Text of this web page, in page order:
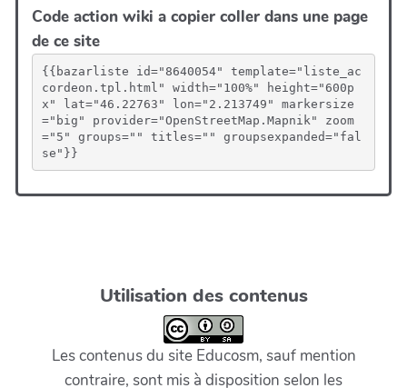
Code action wiki a copier coller dans une page
de ce site
{{bazarliste id="8640054" template="liste_ac
cordeon.tpl.html" width="100%" height="600p
x" lat="46.22763" lon="2.213749" markersize
="big" provider="OpenStreetMap.Mapnik" zoom
="5" groups="" titles="" groupsexpanded="fal
se"}}
Utilisation des contenus
Les contenus du site Educosm, sauf mention
contraire, sont mis à disposition selon les